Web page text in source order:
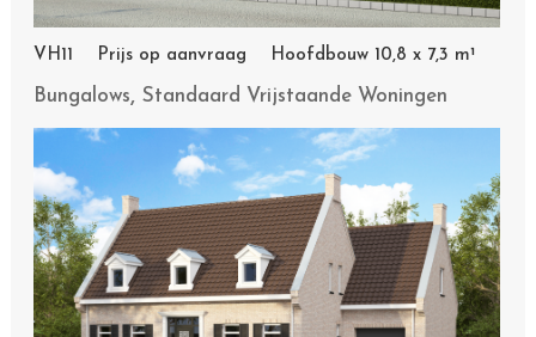
VH11 Prijs op aanvraag Hoofdbouw 10,8 x 7,3 m¹
Bungalows,Standaard Vrijstaande Woningen